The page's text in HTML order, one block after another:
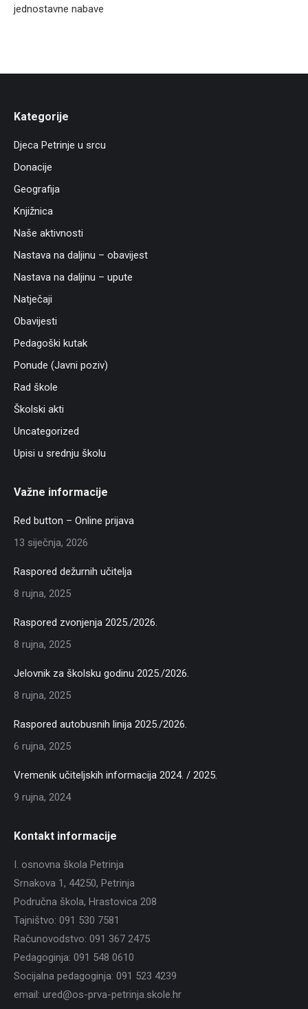
jednostavne nabave
Kategorije
Djeca Petrinje u srcu
Donacije
Geografija
Knjižnica
Naše aktivnosti
Nastava na daljinu – obavijest
Nastava na daljinu – upute
Natječaji
Obavijesti
Pedagoški kutak
Ponude (Javni poziv)
Rad škole
Školski akti
Uncategorized
Upisi u srednju školu
Važne informacije
Red button – Online prijava
13 siječnja, 2026
Raspored dežurnih učitelja
8 rujna, 2025
Raspored zvonjenja 2025./2026.
8 rujna, 2025
Jelovnik za školsku godinu 2025./2026.
8 rujna, 2025
Raspored autobusnih linija 2025./2026.
6 rujna, 2025
Vremenik učiteljskih informacija 2024. / 2025.
9 rujna, 2024
Kontakt informacije
I. osnovna škola Petrinja
Srnakova 1, 44250, Petrinja
Područna škola, Hrastovica 208
Tajništvo: 091 530 7581
Računovodstvo: 091 367 2475
Pedagoginja: 091 548 0610
Socijalna pedagoginja: 091 523 4239
email: ured@os-prva-petrinja.skole.hr